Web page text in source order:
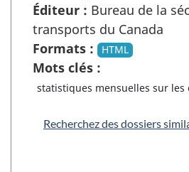
Éditeur : Bureau de la
transports du Canada
Formats :
HTML
Mots clés :
statistiques mensuelles sur
Recherchez des dossiers